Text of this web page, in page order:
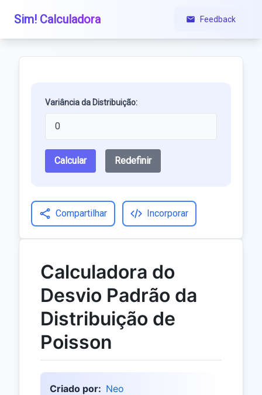
Sim! Calculadora Feedback
Variância da Distribuição:
Calcular Redefinir
Compartilhar Incorporar
Calculadora do
Desvio Padrão da
Distribuição de
Poisson
Criado por: Neo